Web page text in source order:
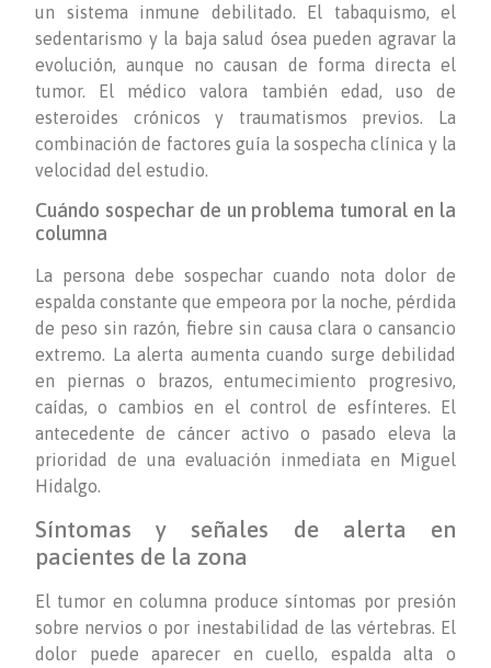
un sistema inmune debilitado. El tabaquismo, el
sedentarismo y la baja salud ósea pueden agravar la
evolución, aunque no causan de forma directa el
tumor. El médico valora también edad, uso de
esteroides crónicos y traumatismos previos. La
combinación de factores guía la sospecha clínica y la
velocidad del estudio.
Cuándo sospechar de un problema tumoral en la
columna
La persona debe sospechar cuando nota dolor de
espalda constante que empeora por la noche, pérdida
de peso sin razón, fiebre sin causa clara o cansancio
extremo. La alerta aumenta cuando surge debilidad
en piernas o brazos, entumecimiento progresivo,
caídas, o cambios en el control de esfínteres. El
antecedente de cáncer activo o pasado eleva la
prioridad de una evaluación inmediata en Miguel
Hidalgo.
Síntomas y señales de alerta en
pacientes de la zona
El tumor en columna produce síntomas por presión
sobre nervios o por inestabilidad de las vértebras. El
dolor puede aparecer en cuello, espalda alta o